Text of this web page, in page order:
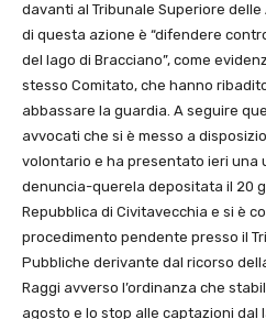
davanti al Tribunale Superiore delle
di questa azione è “difendere
del lago di Bracciano”, come
stesso Comitato, che hanno
abbassare la guardia. A seguire
avvocati che si è messo a
volontario e ha presentato ieri una
denuncia-querela depositata il 20
Repubblica di Civitavecchia e si è
procedimento pendente presso il
Pubbliche derivante dal ricorso
Raggi avverso l’ordinanza che
agosto e lo stop alle captazioni dal